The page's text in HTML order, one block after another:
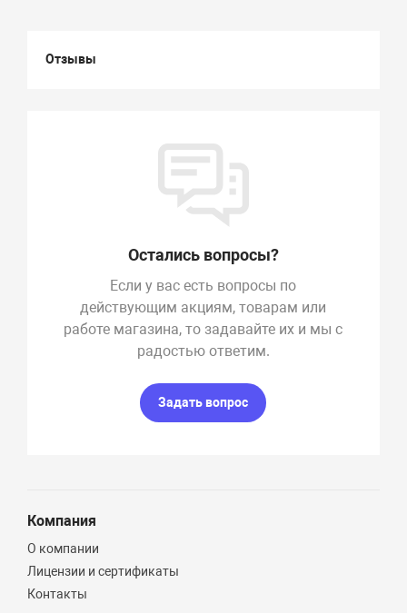
Отзывы
Остались вопросы?
Если у вас есть вопросы по
действующим акциям, товарам или
работе магазина, то задавайте их и мы с
радостью ответим.
Задать вопрос
Компания
О компании
Лицензии и сертификаты
Контакты